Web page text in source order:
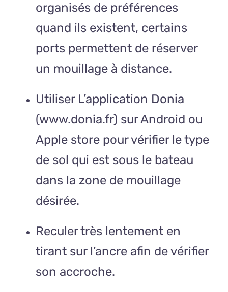
organisés de préférences
quand ils existent, certains
ports permettent de réserver
un mouillage à distance.
Utiliser L’application Donia
(www.donia.fr) sur Android ou
Apple store pour vérifier le type
de sol qui est sous le bateau
dans la zone de mouillage
désirée.
Reculer très lentement en
tirant sur l’ancre afin de vérifier
son accroche.